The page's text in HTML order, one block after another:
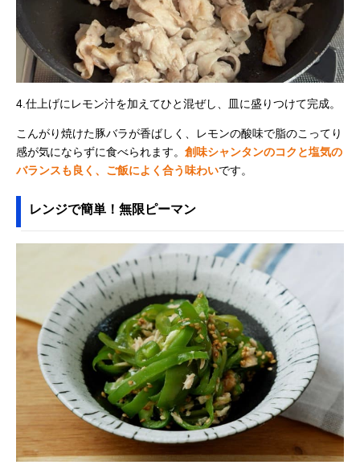
4.仕上げにレモン汁を加えてひと混ぜし、皿に盛りつけて完成。
こんがり焼けた豚バラが香ばしく、レモンの酸味で脂のこってり
感が気にならずに食べられます。 創味シャンタンのコクと塩気の
バランスも良く、ご飯によく合う味わいです。
レンジで簡単！無限ピーマン